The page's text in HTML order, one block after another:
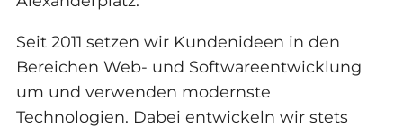
Seit 2011 setzen wir Kundenideen in den
Bereichen Web- und Softwareentwicklung
um und verwenden modernste
Technologien. Dabei entwickeln wir stets